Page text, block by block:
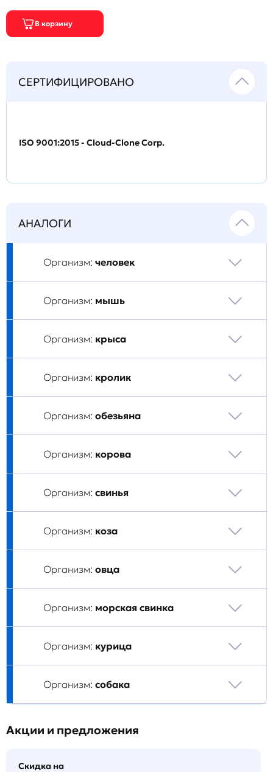
СЕРТИФИЦИРОВАНО
ISO 9001:2015 - Cloud-Clone Corp.
АНАЛОГИ
Организм: человек
Организм: мышь
Организм: крыса
Организм: кролик
Организм: обезьяна
Организм: корова
Организм: свинья
Организм: коза
Организм: овца
Организм: морская свинка
Организм: курица
Организм: собака
Акции и предложения
Скидка на